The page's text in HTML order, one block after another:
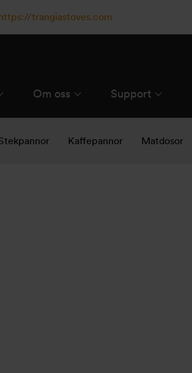
trangiastoves.com
Om oss Support
Kaffepannor Matdosor